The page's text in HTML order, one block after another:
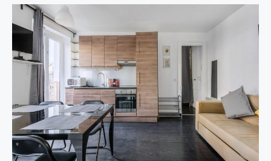
EIFFEL
TOWER
10
MIN
WALK
:-)